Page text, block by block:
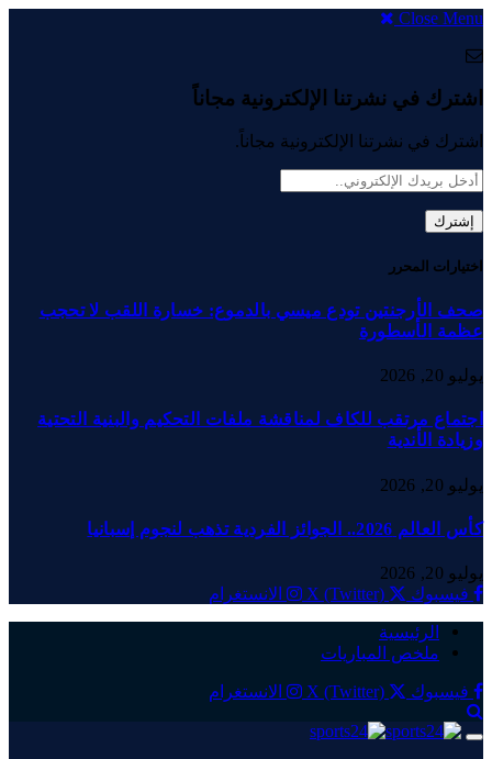
Close Menu
اشترك في نشرتنا الإلكترونية مجاناً
اشترك في نشرتنا الإلكترونية مجاناً.
اختيارات المحرر
صحف الأرجنتين تودع ميسي بالدموع: خسارة اللقب لا تحجب
عظمة الأسطورة
يوليو 20, 2026
اجتماع مرتقب للكاف لمناقشة ملفات التحكيم والبنية التحتية
وزيادة الأندية
يوليو 20, 2026
كأس العالم 2026.. الجوائز الفردية تذهب لنجوم إسبانيا
يوليو 20, 2026
فيسبوك
X (Twitter) الانستغرام
الرئيسية
ملخص المباريات
فيسبوك X (Twitter) الانستغرام